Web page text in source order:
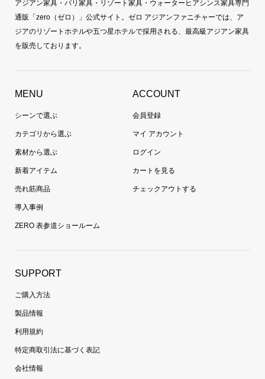
アジアン家具・バリ家具・リゾート家具・ウォーターヒアシンス家具専門
通販「zero（ゼロ）」公式サイト。ゼロ アジアンファニチャーでは、ア
ジアのリゾートホテルや五つ星ホテルで採用される、最高級アジアン家具
を販売しております。
MENU
シーンで選ぶ
カテゴリから選ぶ
素材から選ぶ
新着アイテム
売れ筋商品
導入事例
ZERO 表参道ショールーム
ACCOUNT
会員登録
マイ アカウント
ログイン
カートを見る
チェックアウトする
SUPPORT
ご購入方法
製品情報
利用規約
特定商取引法に基づく表記
会社情報